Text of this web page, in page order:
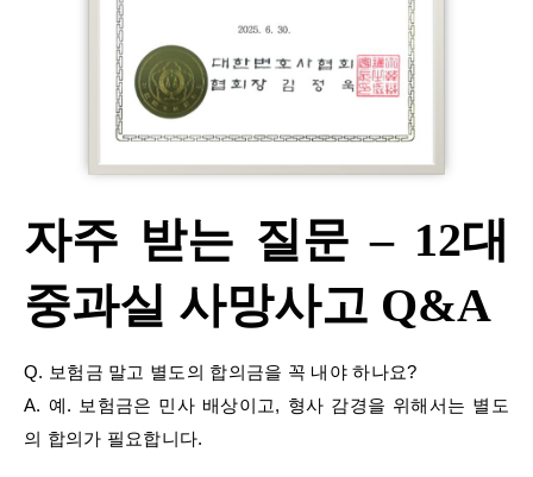
자주 받는 질문 – 12대
중과실 사망사고 Q&A
Q. 보험금 말고 별도의 합의금을 꼭 내야 하나요?
A. 예. 보험금은 민사 배상이고, 형사 감경을 위해서는 별도
의 합의가 필요합니다.